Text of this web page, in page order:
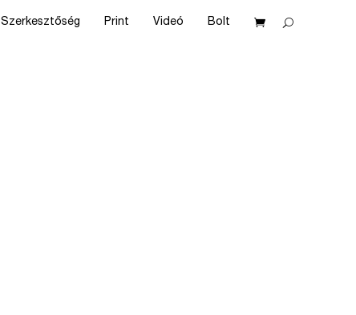
Szerkesztőség Print Videó Bolt